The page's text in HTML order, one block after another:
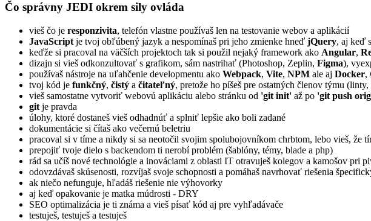
zavrieť
Chcete sa nás niečo opýtať alebo máte záujem o nezáväznú konzultáciu?
Vaše meno
E-mail
Správa
Opíšte prosím kód z obrázka
Odoslať
zavrieť
Prosím nechajte nám chvíľku na odpoveď, prečítame si každú správu.
Ďakujeme
Čo správny JEDI okrem sily ovláda
vieš čo je responzivita, telefón vlastne používaš len na testovanie webov a aplikácií
JavaScript je tvoj obľúbený jazyk a nespomínaš pri jeho zmienke hneď jQuery, aj keď
keďže si pracoval na väčších projektoch tak si použil nejaký framework ako Angular,
dizajn si vieš odkonzultovať s grafikom, sám nastrihať (Photoshop, Zeplin, Figma),
používaš nástroje na uľahčenie developmentu ako Webpack, Vite, NPM ale aj Docker,
tvoj kód je funkčný, čistý a čitateľný, pretože ho píšeš pre ostatných členov týmu
vieš samostatne vytvoriť webovú aplikáciu alebo stránku od 'git init' až po 'git push
git je pravda
úlohy, ktoré dostaneš vieš odhadnúť a splniť lepšie ako boli zadané
dokumentácie si čítaš ako večernú beletriu
pracoval si v tíme a nikdy si sa neotočil svojim spolubojovníkom chrbtom, lebo vieš, že
prepojiť tvoje dielo s backendom ti nerobí problém (šablóny, témy, blade a php)
rád sa učíš nové technológie a inováciami z oblasti IT otravuješ kolegov a kamošov pri
odovzdávaš skúsenosti, rozvíjaš svoje schopnosti a pomáhaš navrhovať riešenia
ak niečo nefunguje, hľadáš riešenie nie výhovorky
aj keď opakovanie je matka múdrosti - DRY
SEO optimalizácia je ti známa a vieš písať kód aj pre vyhľadávače
testuješ, testuješ a testuješ